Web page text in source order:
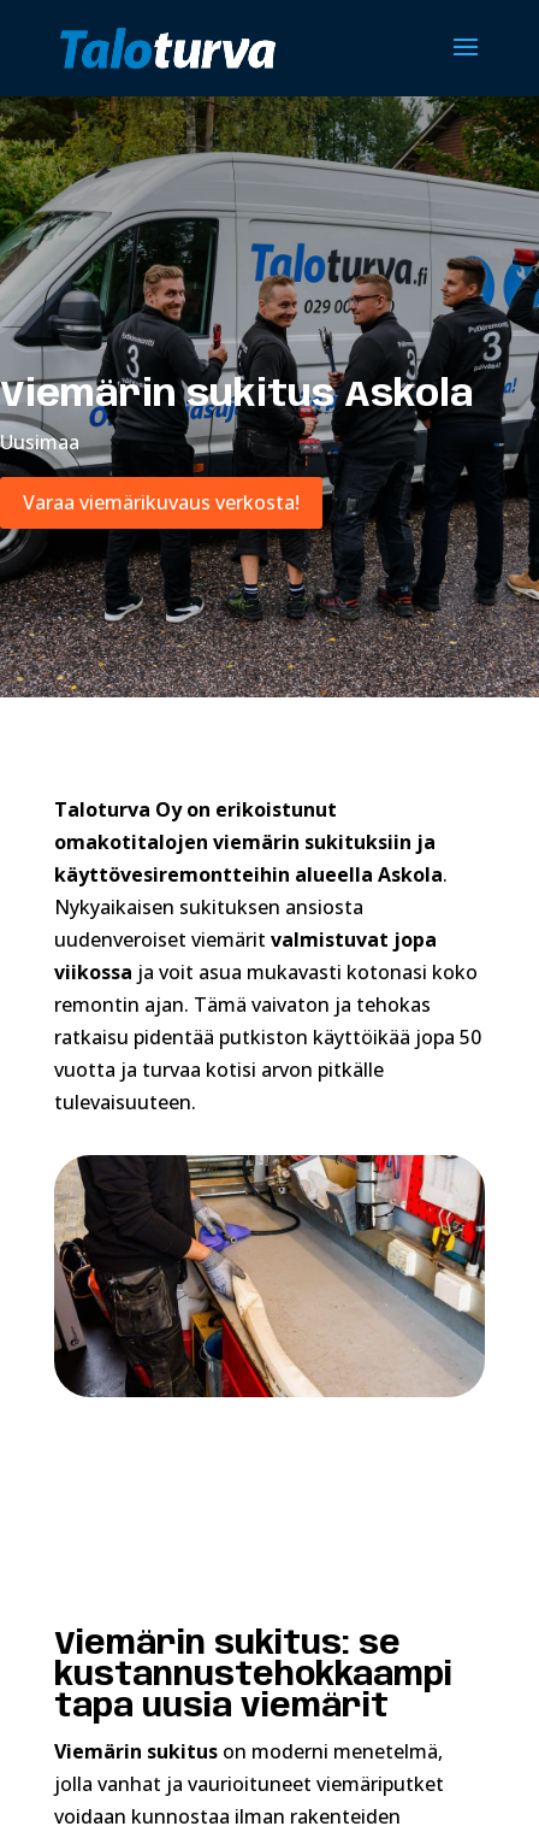
Viemärin sukitus Askola
Uusimaa
Varaa viemärikuvaus verkosta!
Taloturva Oy on erikoistunut
omakotitalojen viemärin sukituksiin ja
käyttövesiremontteihin alueella Askola.
Nykyaikaisen sukituksen ansiosta
uudenveroiset viemärit valmistuvat jopa
viikossa ja voit asua mukavasti kotonasi koko
remontin ajan. Tämä vaivaton ja tehokas
ratkaisu pidentää putkiston käyttöikää jopa 50
vuotta ja turvaa kotisi arvon pitkälle
tulevaisuuteen.
Viemärin sukitus: se
kustannustehokkaampi
tapa uusia viemärit
Viemärin sukituson moderni menetelmä,
jolla vanhat ja vaurioituneet viemäriputket
voidaan kunnostaa ilman rakenteiden